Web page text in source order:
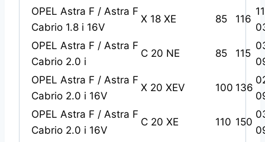
OPEL Astra F / Astra F
Cabrio 1.8 i 16V
X 18 XE 85 116
OPEL Astra F / Astra F
Cabrio 2.0 i
C 20 NE 85 115
OPEL Astra F / Astra F
Cabrio 2.0 i 16V
X 20 XEV 100 136
OPEL Astra F / Astra F
Cabrio 2.0 i 16V
C 20 XE 110 150